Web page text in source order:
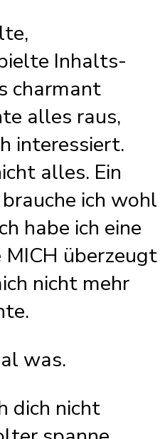
Inhalts-
charmant
alles raus,
interessiert.
alles. Ein
ich wohl
habe ich eine
überzeugt
nicht mehr
was.
dich nicht